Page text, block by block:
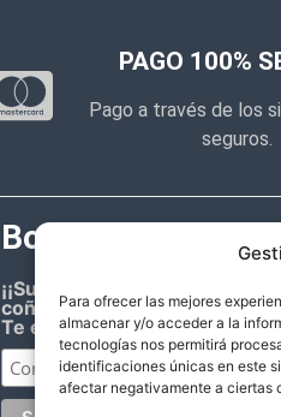
Para ofrecer las mejores
almacenar y/o acceder a la
tecnologías nos permitirá
identificaciones únicas en este
afectar negativamente a ciertas
PAGO 100%
Pago a través de los
seguros.
Boletín de noticias
¡¡Suscríbete y prometemos
coñazo.!!
Te enviaremos sólo cosas